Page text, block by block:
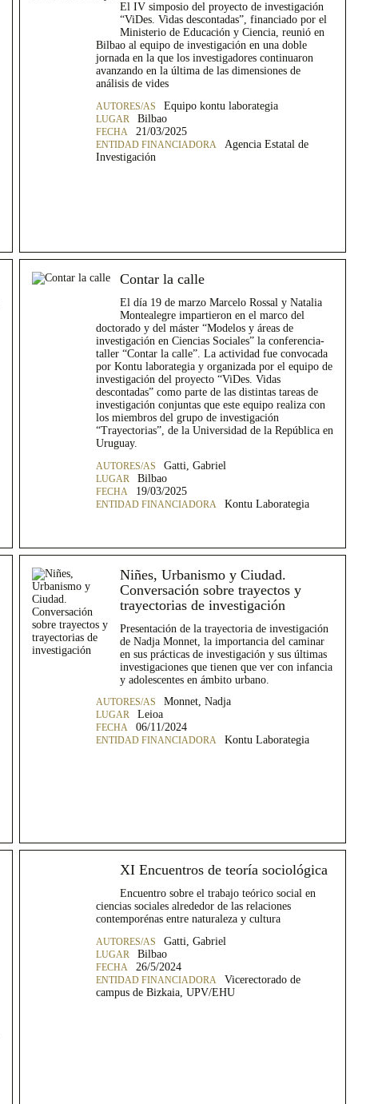
El IV simposio del proyecto de investigación
“ViDes. Vidas descontadas”, financiado por el
Ministerio de Educación y Ciencia, reunió en
Bilbao al equipo de investigación en una doble
jornada en la que los investigadores continuaron
avanzando en la última de las dimensiones de
análisis de vides
Equipo kontu laborategia
Bilbao
21/03/2025
Agencia Estatal de
Investigación
Contar la calle
El día 19 de marzo Marcelo Rossal y Natalia
Montealegre impartieron en el marco del
doctorado y del máster “Modelos y áreas de
investigación en Ciencias Sociales” la conferencia-
taller “Contar la calle”. La actividad fue convocada
por Kontu laborategia y organizada por el equipo de
investigación del proyecto “ViDes. Vidas
descontadas” como parte de las distintas tareas de
investigación conjuntas que este equipo realiza con
los miembros del grupo de investigación
“Trayectorias”, de la Universidad de la República en
Uruguay.
Gatti, Gabriel
Bilbao
19/03/2025
Kontu Laborategia
Niñes, Urbanismo y Ciudad.
Conversación sobre trayectos y
trayectorias de investigación
Presentación de la trayectoria de investigación
de Nadja Monnet, la importancia del caminar
en sus prácticas de investigación y sus últimas
investigaciones que tienen que ver con infancia
y adolescentes en ámbito urbano.
Monnet, Nadja
Leioa
06/11/2024
Kontu Laborategia
XI Encuentros de teoría sociológica
Encuentro sobre el trabajo teórico social en
ciencias sociales alrededor de las relaciones
contemporénas entre naturaleza y cultura
Gatti, Gabriel
Bilbao
26/5/2024
Vicerectorado de
campus de Bizkaia, UPV/EHU